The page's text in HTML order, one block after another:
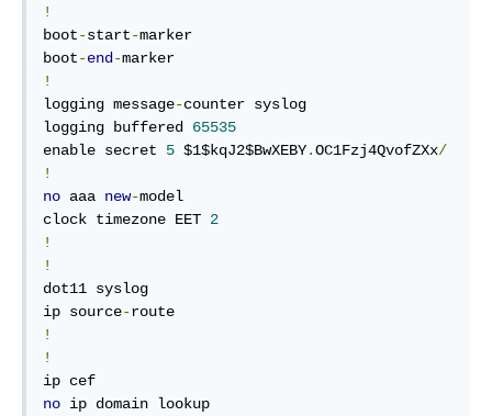
!
boot-start-marker
boot-end -
!
logging message-counter syslog
logging buffered 65535
enable secret 5 $1$kqJ2$BwXEBY.OC1Fzj4QvofZXx/
!
no aaa new-model
clock timezone EET 2
!
!
dot11 syslog
ip source-
!
!
no ip domain lookup